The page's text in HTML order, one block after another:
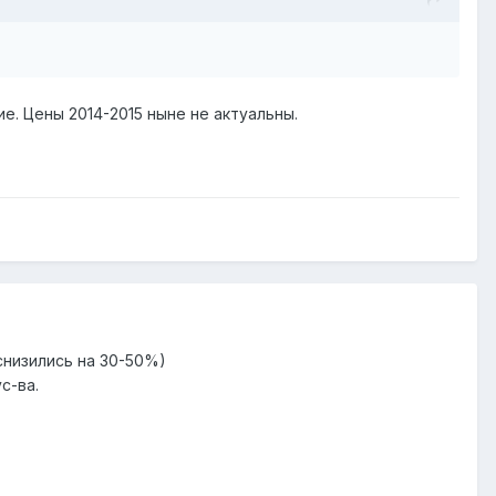
Цены 2014-2015 ныне не актуальны.
на 30-50%)
ва.